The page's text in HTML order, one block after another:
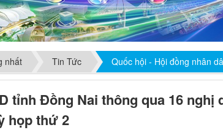
nhất Tin Tức Quốc hội - Hội đồng nhân
tỉnh Đồng Nai thông qua 16 nghị
họp thứ 2